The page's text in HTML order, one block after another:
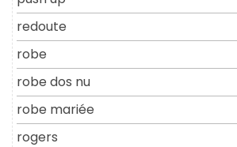
redoute
robe
robe dos nu
robe mariée
rogers